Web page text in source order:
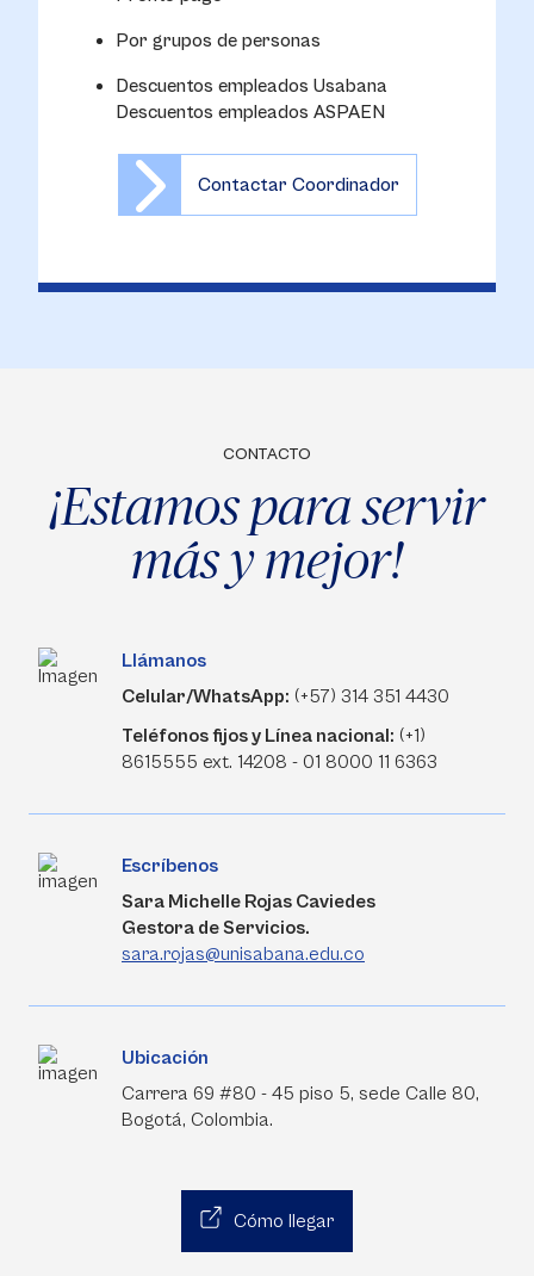
Por grupos de personas
Descuentos empleados Usabana
Descuentos empleados ASPAEN
Contactar Coordinador
CONTACTO
¡Estamos para servir
más y mejor!
Llámanos
Celular/WhatsApp: (+57) 314 351 4430
Teléfonos fijos y Línea nacional: (+1)
8615555 ext. 14208 - 01 8000 11 6363
Escríbenos
Sara Michelle Rojas Caviedes
Gestora de Servicios.
sara.rojas@unisabana.edu.co
Ubicación
Carrera 69 #80 - 45 piso 5, sede Calle 80,
Bogotá, Colombia.
Cómo llegar